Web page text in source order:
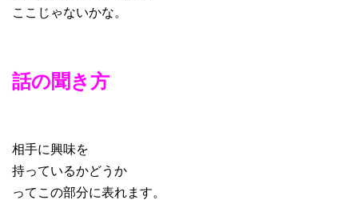
ここじゃないかな。
話の聞き方
相手に興味を
持っているかどうか
ってこの部分に表れます。